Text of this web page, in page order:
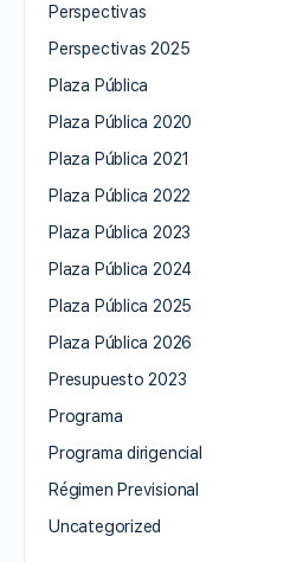
Perspectivas
Perspectivas 2025
Plaza Pública
Plaza Pública 2020
Plaza Pública 2021
Plaza Pública 2022
Plaza Pública 2023
Plaza Pública 2024
Plaza Pública 2025
Plaza Pública 2026
Presupuesto 2023
Programa
Programa dirigencial
Régimen Previsional
Uncategorized